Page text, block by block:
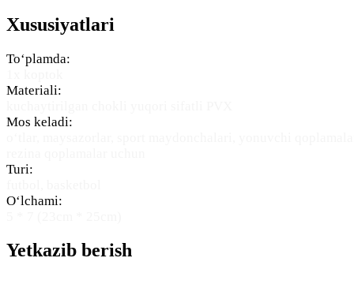
Xususiyatlari
To‘plamda:
Materiali:
Mos keladi:
Turi:
O‘lchami:
Yetkazib berish